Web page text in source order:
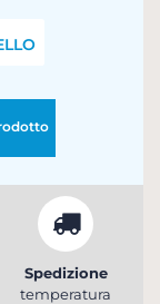
Spedizione
temperatura